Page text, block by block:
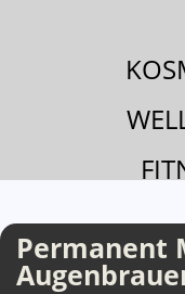
Permanent